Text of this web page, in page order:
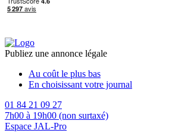
Publiez une annonce légale
Au coût le plus bas
En choisissant votre journal
01 84 21 09 27
7h00 à 19h00 (non surtaxé)
Espace JAL-Pro